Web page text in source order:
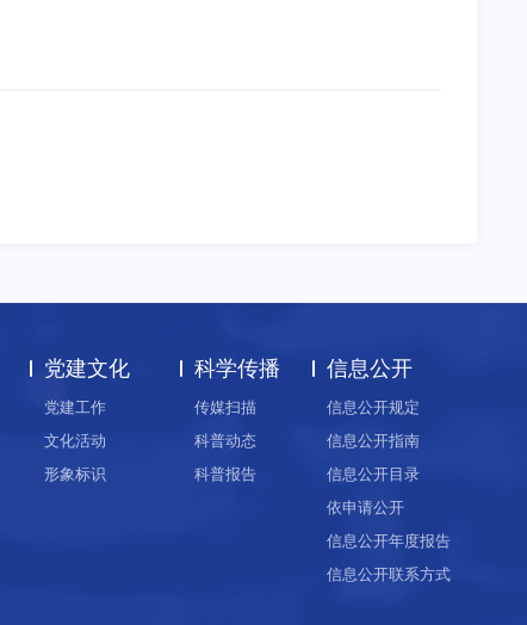
党建文化
党建工作
文化活动
形象标识
科学传播
传媒扫描
科普动态
科普报告
信息公开
信息公开规定
信息公开指南
信息公开目录
依申请公开
信息公开年度报告
信息公开联系方式